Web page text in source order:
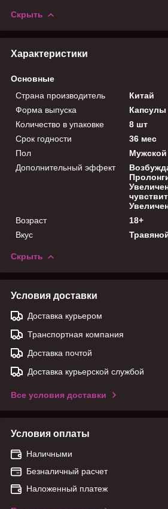
Скрыть
Характеристики
Основные
Страна производитель
Китай
Форма выпуска
Капсулы
Количество в упаковке
8 шт
Срок годности
36 мес
Пол
Мужской
Дополнительный эффект
Возраст
18+
Вкус
Скрыть
Условия доставки
Доставка курьером
Транспортная компания
Доставка почтой
Доставка курьерской службой
Все условия доставки
Условия оплаты
Наличными
Безналичный расчет
Наложенный платеж